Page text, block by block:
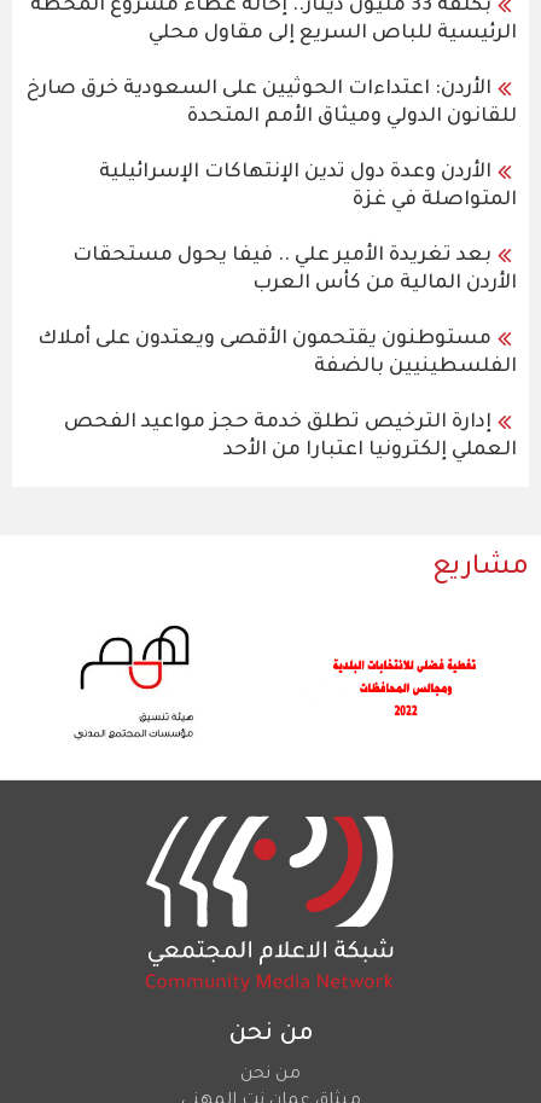
بكلفة 33 مليون دينار.. إحالة عطاء مشروع المحطة
الرئيسية للباص السريع إلى مقاول محلي
الأردن: اعتداءات الحوثيين على السعودية خرق صارخ
للقانون الدولي وميثاق الأمم المتحدة
الأردن وعدة دول تدين الإنتهاكات الإسرائيلية
المتواصلة في غزة
بعد تغريدة الأمير علي .. فيفا يحول مستحقات
الأردن المالية من كأس العرب
مستوطنون يقتحمون الأقصى ويعتدون على أملاك
الفلسطينيين بالضفة
إدارة الترخيص تطلق خدمة حجز مواعيد الفحص
العملي إلكترونيا اعتبارا من الأحد
مشاريع
من نحن
من نحن